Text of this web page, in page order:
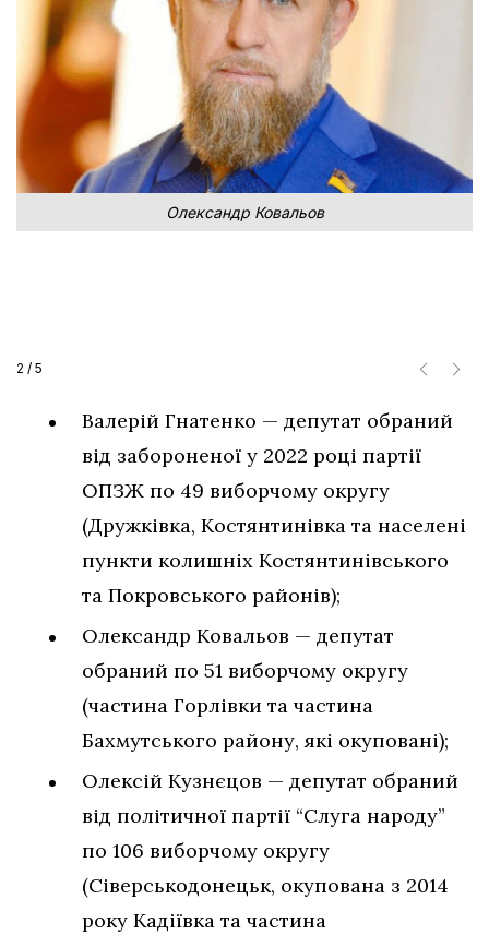
Олександр Ковальов
2 / 5
Валерій Гнатенко — депутат обраний
від забороненої у 2022 році партії
ОПЗЖ по 49 виборчому округу
(Дружківка, Костянтинівка та населені
пункти колишніх Костянтинівського
та Покровського районів);
Олександр Ковальов — депутат
обраний по 51 виборчому округу
(частина Горлівки та частина
Бахмутського району, які окуповані);
Олексій Кузнєцов — депутат обраний
від політичної партії “Слуга народу”
по 106 виборчому округу
(Сіверськодонецьк, окупована з 2014
року Кадіївка та частина